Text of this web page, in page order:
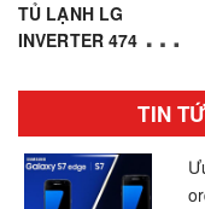
TỦ LẠNH LG
INVERTER 474 LÍT
LFB47BLG
TIN